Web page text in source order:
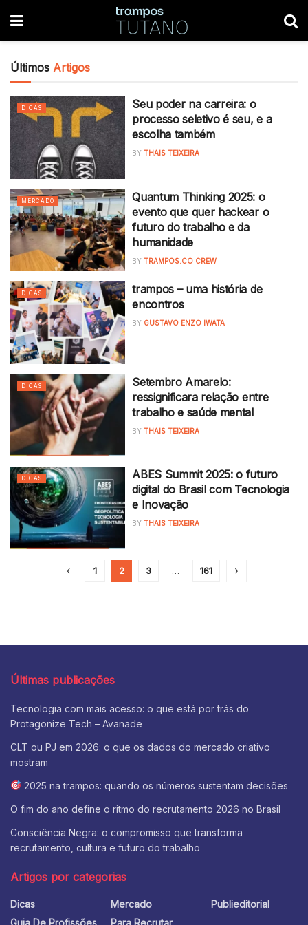
Últimos Artigos
DICAS
Seu poder na carreira: o
processo seletivo é seu, e a
escolha também
BY THAIS TEIXEIRA
MERCADO
Quantum Thinking 2025: o
evento que quer hackear o
futuro do trabalho e da
humanidade
BY TRAMPOS.CO CREW
DICAS
trampos – uma história de
encontros
BY GUSTAVO ENZO IWATA
DICAS
Setembro Amarelo:
ressignificara relação entre
trabalho e saúde mental
BY THAIS TEIXEIRA
DICAS
ABES Summit 2025: o futuro
digital do Brasil com Tecnologia
e Inovação
BY THAIS TEIXEIRA
1 2 3 … 161
Últimas publicações
Tecnologia com mais acesso: o que está por trás do
Protagonize Tech – Avanade
CLT ou PJ em 2026: o que os dados do mercado criativo
mostram
2025 na trampos: quando os números sustentam decisões
O fim do ano define o ritmo do recrutamento 2026 no Brasil
Consciência Negra: o compromisso que transforma
recrutamento, cultura e futuro do trabalho
Artigos por categorias
Dicas
Guia De Profissões
Mercado
Para Recrutar
Publieditorial